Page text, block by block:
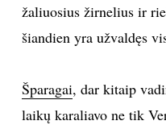
TEATRAS
FOTOGRAFIJA
žaliuosius žirnelius ir
šiandien yra užvaldęs
Šparagai, dar kitaip
laikų karaliavo ne tik